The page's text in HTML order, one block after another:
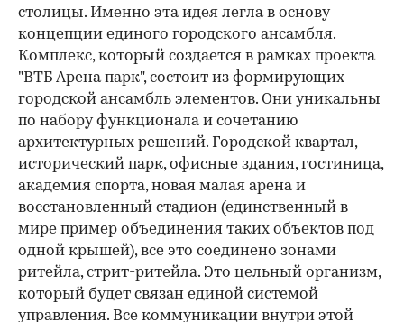
столицы. Именно эта идея легла в основу
концепции единого городского ансамбля.
Комплекс, который создается в рамках проекта
"ВТБ Арена парк", состоит из формирующих
городской ансамбль элементов. Они уникальны
по набору функционала и сочетанию
архитектурных решений. Городской квартал,
исторический парк, офисные здания, гостиница,
академия спорта, новая малая арена и
восстановленный стадион (единственный в
мире пример объединения таких объектов под
одной крышей), все это соединено зонами
ритейла, стрит-ритейла. Это цельный организм,
который будет связан единой системой
управления. Все коммуникации внутри этой